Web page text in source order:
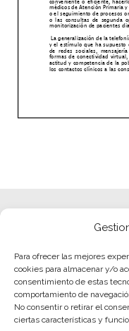
Para ofrecer las mejores
cookies para almacenar y/o
consentimiento de estas
comportamiento de
No consentir o retirar el
ciertas características y